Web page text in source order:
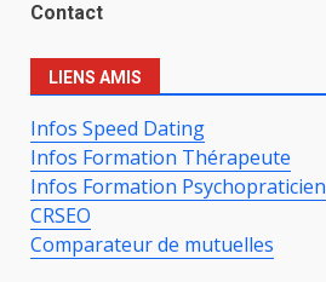
Contact
LIENS AMIS
Infos Speed Dating
Infos Formation Thérapeute
Infos Formation Psychopraticien
CRSEO
Comparateur de mutuelles